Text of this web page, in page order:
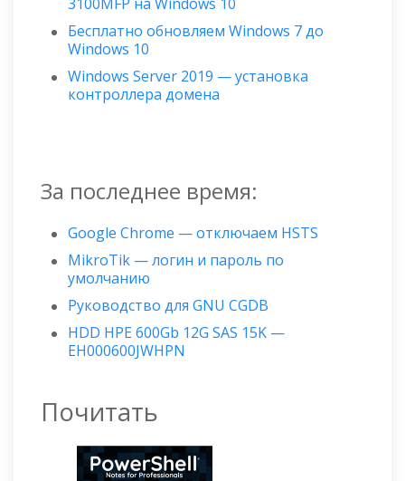
Бесплатно обновляем Windows 7 до
Windows 10
Windows Server 2019 — установка
контроллера домена
За последнее время:
Google Chrome — отключаем HSTS
MikroTik — логин и пароль по
умолчанию
Руководство для GNU CGDB
HDD HPE 600Gb 12G SAS 15K —
EH000600JWHPN
Почитать